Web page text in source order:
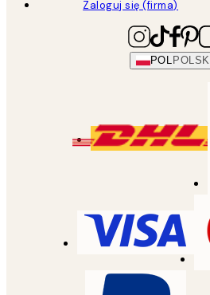
Zaloguj się (firma)
POL POLSKI